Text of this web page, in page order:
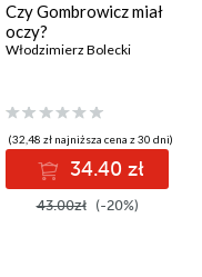
Czy Gombrowicz miał
oczy?
Włodzimierz Bolecki
(32,48 zł najniższa cena z 30 dni)
34.40 zł
43.00zł (-20%)